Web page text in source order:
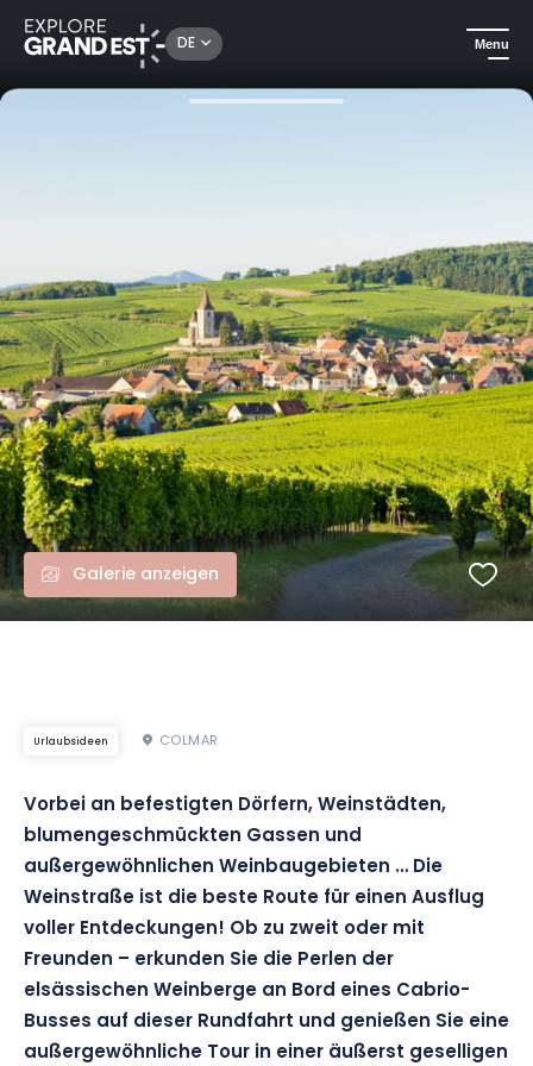
DE Menu
Sehenswertes in der Region Grand Est Geschenkset - Roadtrip auf der elsässischen Weinstraße
Galerie anzeigen
Urlaubsideen COLMAR
Vorbei an befestigten Dörfern, Weinstädten,
blumengeschmückten Gassen und
außergewöhnlichen Weinbaugebieten … Die
Weinstraße ist die beste Route für einen Ausflug
voller Entdeckungen! Ob zu zweit oder mit
Freunden – erkunden Sie die Perlen der
elsässischen Weinberge an Bord eines Cabrio-
Busses auf dieser Rundfahrt und genießen Sie eine
außergewöhnliche Tour in einer äußerst geselligen